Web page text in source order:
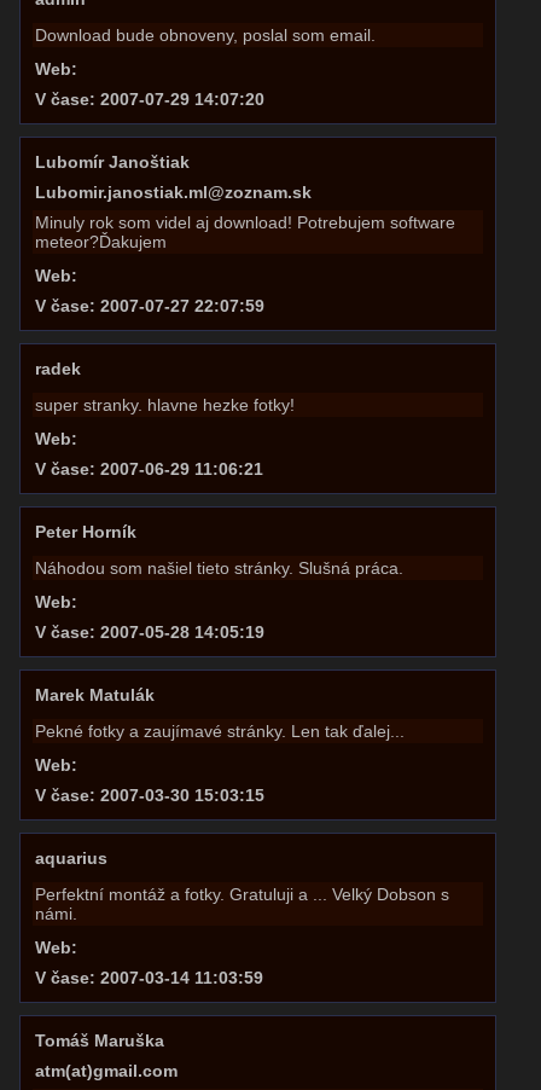
Download bude obnoveny, poslal som email.
Web:
V čase: 2007-07-29 14:07:20
Lubomír Janoštiak
Lubomir.janostiak.ml@zoznam.sk
Minuly rok som videl aj download! Potrebujem software
meteor?Ďakujem
Web:
V čase: 2007-07-27 22:07:59
radek
super stranky. hlavne hezke fotky!
Web:
V čase: 2007-06-29 11:06:21
Peter Horník
Náhodou som našiel tieto stránky. Slušná práca.
Web:
V čase: 2007-05-28 14:05:19
Marek Matulák
Pekné fotky a zaujímavé stránky. Len tak ďalej...
Web:
V čase: 2007-03-30 15:03:15
aquarius
Perfektní montáž a fotky. Gratuluji a ... Velký Dobson s
námi.
Web:
V čase: 2007-03-14 11:03:59
Tomáš Maruška
atm(at)gmail.com